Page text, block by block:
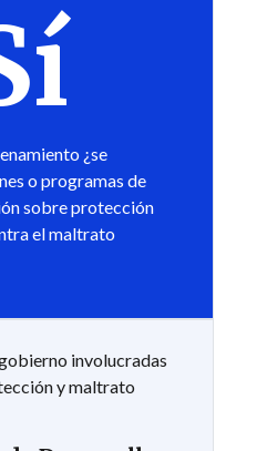
¿se
o programas de
sobre protección
el maltrato
involucradas
y maltrato